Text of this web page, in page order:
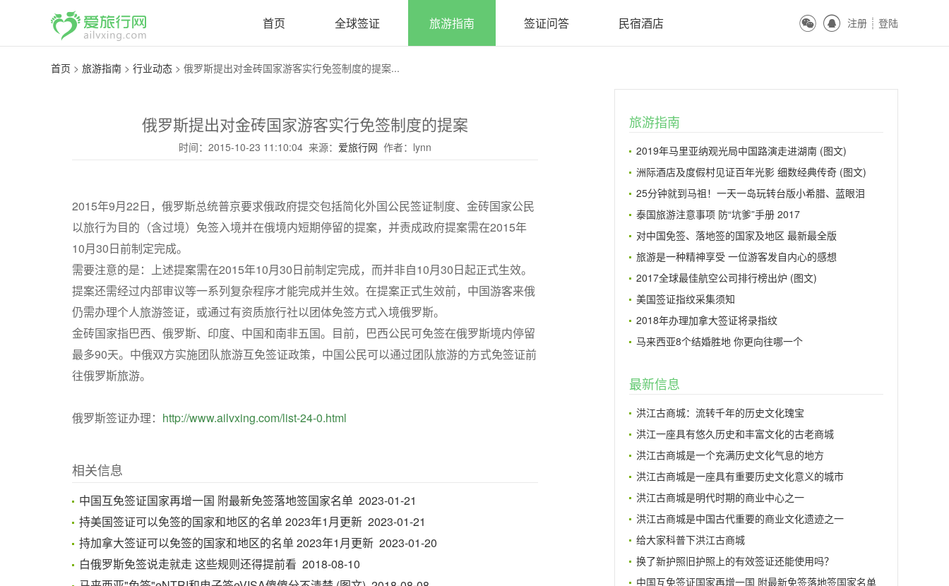
首页 全球签证 旅游指南 签证问答 民宿酒店 ꀔ ꀓ 注册 ꀒ 登陆
首页 > 旅游指南 > 行业动态 > 俄罗斯提出对金砖国家游客实行免签制度的提案...
俄罗斯提出对金砖国家游客实行免签制度的提案
时间：2015-10-23 11:10:04 来源： 爱旅行网 作者：lynn
2015年9月22日，俄罗斯总统普京要求俄政府提交包括简化外国公民签证制度、金砖国家公民
以旅行为目的（含过境）免签入境并在俄境内短期停留的提案，并责成政府提案需在2015年
10月30日前制定完成。
需要注意的是：上述提案需在2015年10月30日前制定完成，而并非自10月30日起正式生效。
提案还需经过内部审议等一系列复杂程序才能完成并生效。在提案正式生效前，中国游客来俄
仍需办理个人旅游签证，或通过有资质旅行社以团体免签方式入境俄罗斯。
金砖国家指巴西、俄罗斯、印度、中国和南非五国。目前，巴西公民可免签在俄罗斯境内停留
最多90天。中俄双方实施团队旅游互免签证政策，中国公民可以通过团队旅游的方式免签证前
往俄罗斯旅游。
俄罗斯签证办理： http://www.ailvxing.com/list-24-0.html
相关信息
中国互免签证国家再增一国 附最新免签落地签国家名单 2023-01-21
持美国签证可以免签的国家和地区的名单 2023年1月更新 2023-01-21
持加拿大签证可以免签的国家和地区的名单 2023年1月更新 2023-01-20
白俄罗斯免签说走就走 这些规则还得提前看 2018-08-10
旅游指南
2019年马里亚纳观光局中国路演走进湖南 (图文)
洲际酒店及度假村见证百年光影 细数经典传奇 (图文)
25分钟就到马祖！一天一岛玩转台版小希腊、蓝眼泪
泰国旅游注意事项 防“坑爹”手册 2017
对中国免签、落地签的国家及地区 最新最全版
旅游是一种精神享受 一位游客发自内心的感想
2017全球最佳航空公司排行榜出炉 (图文)
美国签证指纹采集须知
2018年办理加拿大签证将录指纹
马来西亚8个结婚胜地 你更向往哪一个
最新信息
洪江古商城：流转千年的历史文化瑰宝
洪江一座具有悠久历史和丰富文化的古老商城
洪江古商城是一个充满历史文化气息的地方
洪江古商城是一座具有重要历史文化意义的城市
洪江古商城是明代时期的商业中心之一
洪江古商城是中国古代重要的商业文化遗迹之一
给大家科普下洪江古商城
换了新护照旧护照上的有效签证还能使用吗？
中国互免签证国家再增一国 附最新免签落地签国家名单